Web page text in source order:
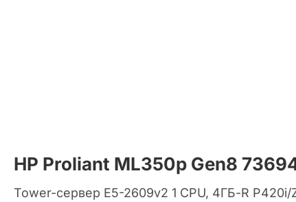
HP Proliant ML350p Gen8
Tower-сервер E5-2609v2 1 CPU, 4ГБ-R